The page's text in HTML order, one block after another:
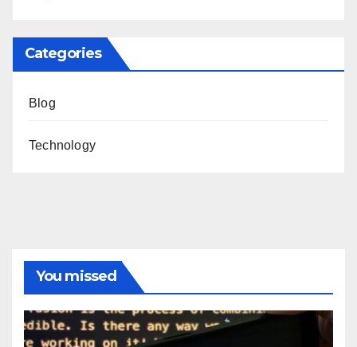
Categories
Blog
Technology
You missed